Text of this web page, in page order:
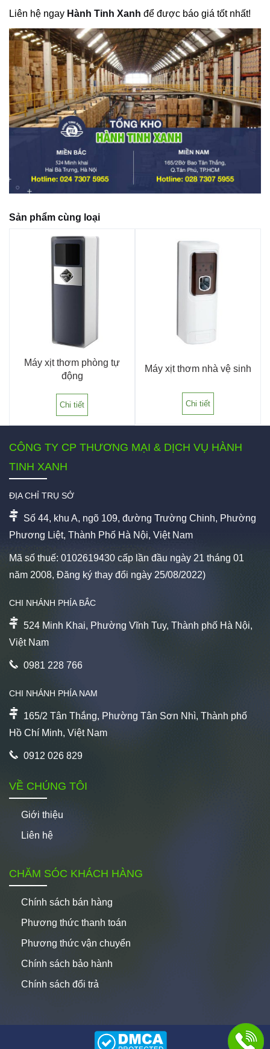
Liên hệ ngay Hành Tinh Xanh để được báo giá tốt nhất!
Sản phẩm cùng loại
Máy xịt thơm phòng tự
động
Chi tiết
Máy xịt thơm nhà vệ sinh
Chi tiết
CÔNG TY CP THƯƠNG MẠI & DỊCH VỤ HÀNH
TINH XANH
ĐỊA CHỈ TRỤ SỞ
Số 44, khu A, ngõ 109, đường Trường Chinh, Phường
Phương Liệt, Thành Phố Hà Nội, Việt Nam
Mã số thuế: 0102619430 cấp lần đầu ngày 21 tháng 01
năm 2008, Đăng ký thay đổi ngày 25/08/2022)
CHI NHÁNH PHÍA BẮC
524 Minh Khai, Phường Vĩnh Tuy, Thành phố Hà Nội,
Việt Nam
0981 228 766
CHI NHÁNH PHÍA NAM
165/2 Tân Thắng, Phường Tân Sơn Nhì, Thành phố
Hồ Chí Minh, Việt Nam
0912 026 829
VỀ CHÚNG TÔI
Giới thiệu
Liên hệ
CHĂM SÓC KHÁCH HÀNG
Chính sách bán hàng
Phương thức thanh toán
Phương thức vận chuyển
Chính sách bảo hành
Chính sách đổi trả